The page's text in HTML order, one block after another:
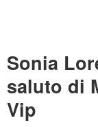
Sonia
saluto di
Vip